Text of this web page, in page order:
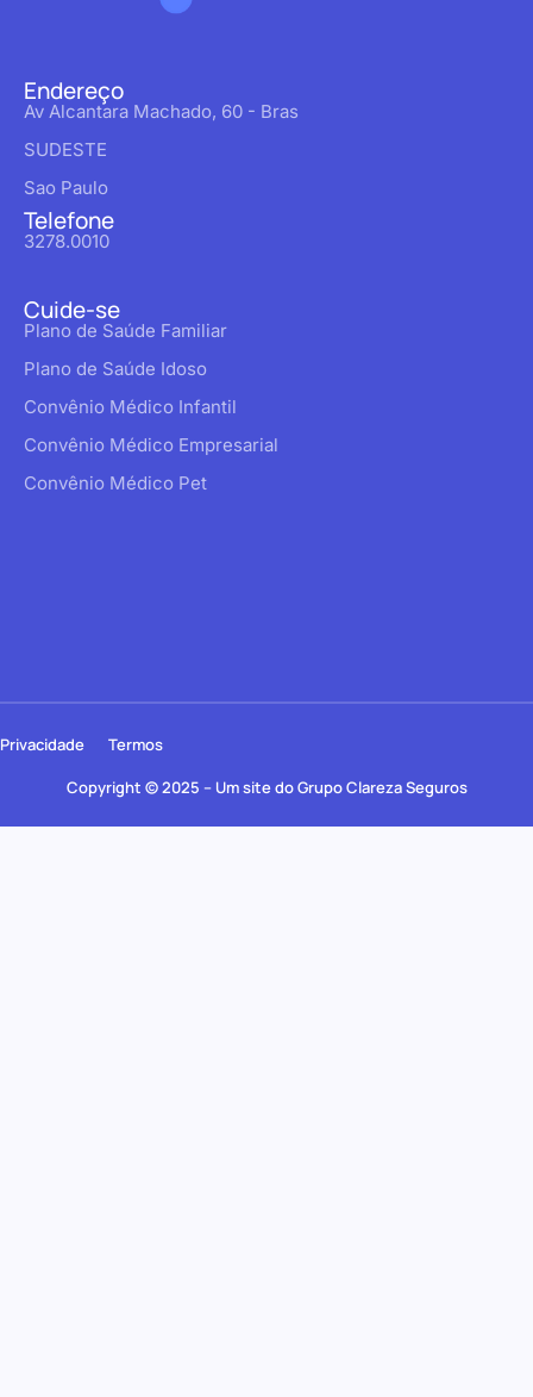
Endereço
Av Alcantara Machado, 60 - Bras
SUDESTE
Sao Paulo
Telefone
3278.0010
Cuide-se
Plano de Saúde Familiar
Plano de Saúde Idoso
Convênio Médico Infantil
Convênio Médico Empresarial
Convênio Médico Pet
Copyright © 2025 – Um site do Grupo Clareza Seguros
Privacidade Termos